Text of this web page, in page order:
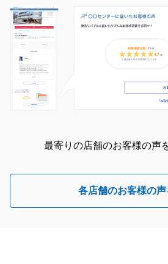
最寄りの店舗のお客様の声
各店舗のお客様の声